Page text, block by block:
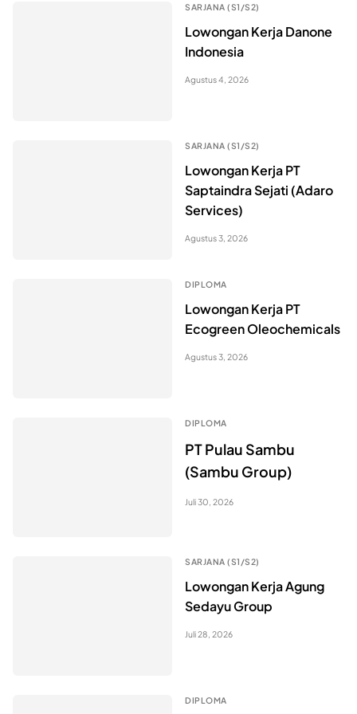
SARJANA (S1/S2)
Lowongan Kerja Danone
Indonesia
Agustus 4, 2026
SARJANA (S1/S2)
Lowongan Kerja PT
Saptaindra Sejati (Adaro
Services)
Agustus 3, 2026
DIPLOMA
Lowongan Kerja PT
Ecogreen Oleochemicals
Agustus 3, 2026
DIPLOMA
PT Pulau Sambu
(Sambu Group)
Juli 30, 2026
SARJANA (S1/S2)
Lowongan Kerja Agung
Sedayu Group
Juli 28, 2026
DIPLOMA